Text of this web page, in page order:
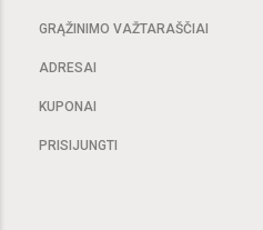
GRĄŽINIMO VAŽTARAŠČIAI
ADRESAI
KUPONAI
PRISIJUNGTI